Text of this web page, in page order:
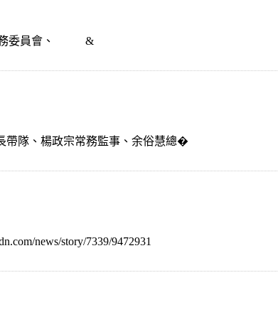
財務委員會、 &
帶隊、楊政宗常務監事、余俗慧總�
news/story/7339/9472931